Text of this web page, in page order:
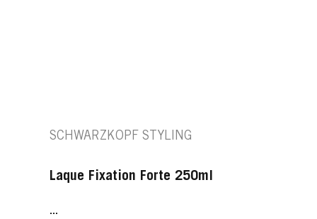
SCHWARZKOPF STYLING
Laque Fixation Forte 250ml
...